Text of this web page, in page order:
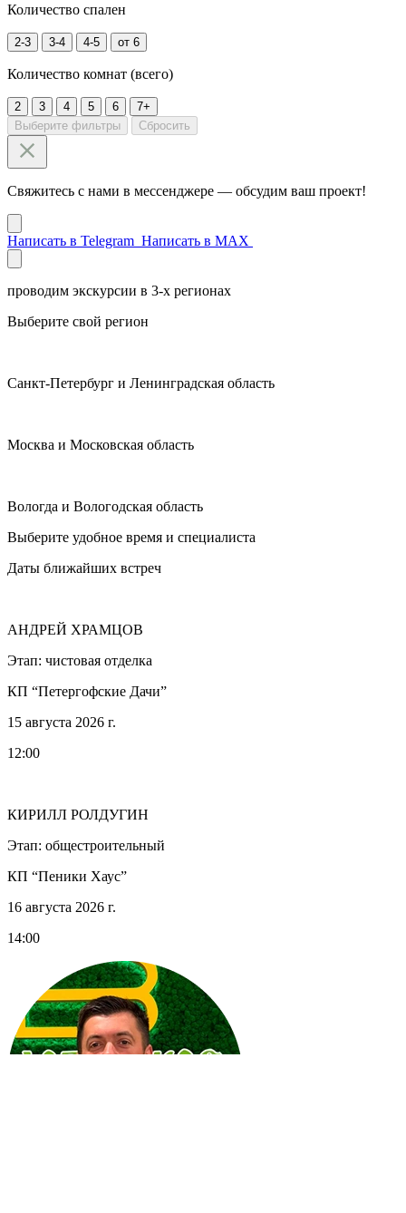
Количество спален
2-3 3-4 4-5 от 6
Количество комнат (всего)
2 3 4 5 6
7+
Выберите фильтры
Сбросить
Свяжитесь с нами в мессенджере — обсудим ваш проект!
Написать в Telegram Написать в MAX
проводим экскурсии в 3-х регионах
Выберите свой регион
Санкт-Петербург и Ленинградская область
Москва и Московская область
Вологда и Вологодская область
Выберите удобное время и специалиста
Даты ближайших встреч
АНДРЕЙ ХРАМЦОВ
Этап: чистовая отделка
КП “Петергофские Дачи”
15 августа 2026 г.
12:00
КИРИЛЛ РОЛДУГИН
Этап: общестроительный
КП “Пеники Хаус”
16 августа 2026 г.
14:00